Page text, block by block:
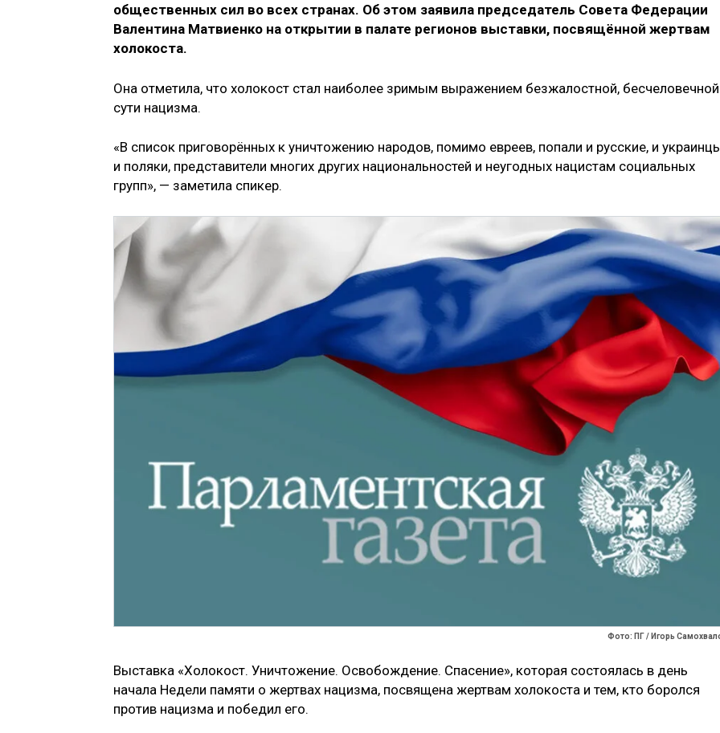
общественных сил во всех странах. Об этом заявила председатель Совета Федерации
Валентина Матвиенко на открытии в палате регионов выставки, посвящённой жертвам
холокоста.
Она отметила, что холокост стал наиболее зримым выражением безжалостной, бесчеловечной
сути нацизма.
«В список приговорённых к уничтожению народов, помимо евреев, попали и русские, и
и поляки, представители многих других национальностей и неугодных нацистам социальных
групп», — заметила спикер.
Фото: ПГ / Игорь
Выставка «Холокост. Уничтожение. Освобождение. Спасение», которая состоялась в день
начала Недели памяти о жертвах нацизма, посвящена жертвам холокоста и тем, кто боролся
против нацизма и победил его.